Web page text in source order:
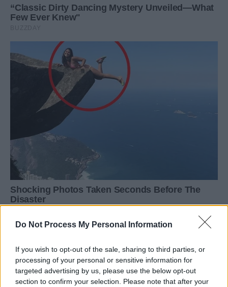
Do Not Process My Personal Information
If you wish to opt-out of the sale, sharing to third parties, or
processing of your personal or sensitive information for
targeted advertising by us, please use the below opt-out
section to confirm your selection. Please note that after your